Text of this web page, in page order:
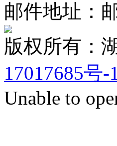
邮件地址：
版权所有
17017685号-1
Unable to